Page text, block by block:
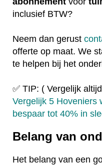
inclusief BTW?
Neem dan gerust
offerte op maat. We
te helpen bij het
✅ TIP: ( Vergelijk
Vergelijk 5 Hoveniers
bespaar tot 40% in
Belang van
Het belang van een